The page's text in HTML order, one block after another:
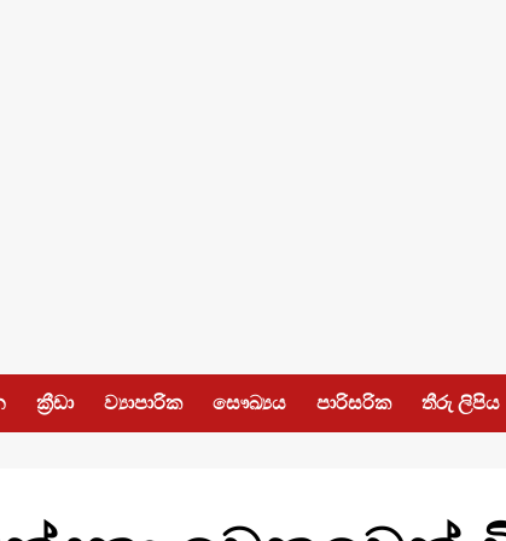
ක්‍රීඩා ව්‍යාපාරික සෞඛ්‍යය පාරිසරික තීරු ලිපිය